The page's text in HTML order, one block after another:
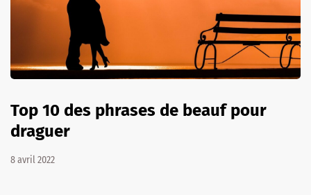
Top 10 des phrases de beauf pour
draguer
8 avril 2022